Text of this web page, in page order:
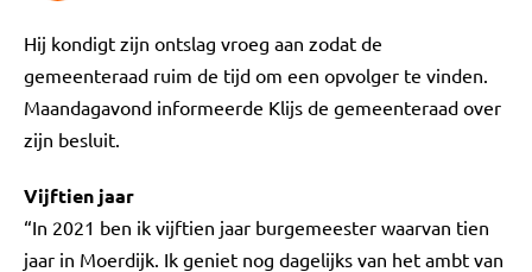
Hij kondigt zijn ontslag vroeg aan zodat de
gemeenteraad ruim de tijd om een opvolger te vinden.
Maandagavond informeerde Klijs de gemeenteraad over
zijn besluit.
Vijftien jaar
“In 2021 ben ik vijftien jaar burgemeester waarvan tien
jaar in Moerdijk. Ik geniet nog dagelijks van het ambt van